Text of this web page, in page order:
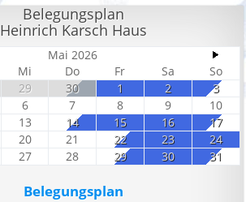
Belegungsplan
Heinrich Karsch Haus
Mai 2026
Mi Do Fr Sa
So
29 30 1 2
3
6 7 8 9
10
13 14 15 16
17
20 21 22 23
24
27 28 29 30 31
Belegungsplan